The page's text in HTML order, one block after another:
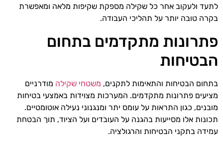
לתעד ולעקוב אחר כל שקילה מספקת שקיפות מלאה ומאפשרת
בקרה טובה יותר על תהליכי העבודה.
פתרונות מתקדמים בתחום
הבטיחות
בתחום הבטיחות והתאימות לתקנים, משטחי שקילה מודרניים
מציעים פתרונות מתקדמים. המערכות מצוידות באמצעי בטיחות
מובנים, כגון התראות על עומס יתר ומנגנוני נעילה אוטומטיים.
תכונות אלו מסייעות בהגנה על העובדים ועל הציוד, תוך הבטחת
עמידה בתקני הבטיחות והרגולציה.